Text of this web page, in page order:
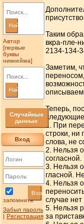
Найти
Автор
[первые
буквы
никнейма]
Найти
Случайные
данные
Вход
запомнить
Вход
Забыл пароль
| Регистрация
Таким
вкра-пле-
2134-134-
Заметим,
Теперь,
1. При
строки, ни
слова, не
2. Нельзя
3. Нельзя
гласной.
4. Нельзя
случае
5. Нельзя
за